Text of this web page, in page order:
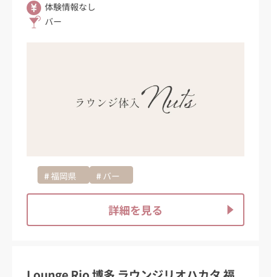
体験情報なし
バー
福岡県 バー
詳細を見る